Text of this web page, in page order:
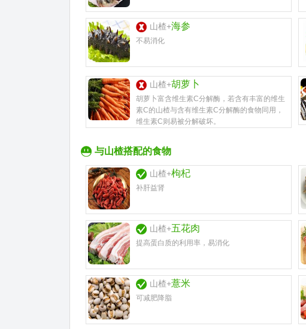
山楂+海参
不易消化
山楂+胡萝卜
胡萝卜富含维生素C分解酶，若含有丰富的维生
素C的山楂与含有维生素C分解酶的食物同用，
维生素C则易被分解破坏。
与山楂搭配的食物
山楂+枸杞
补肝益肾
山楂+五花肉
提高蛋白质的利用率，易消化
山楂+薏米
可减肥降脂